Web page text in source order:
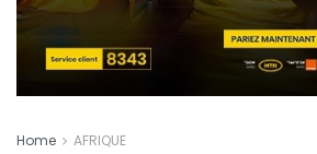
Home AFRIQUE